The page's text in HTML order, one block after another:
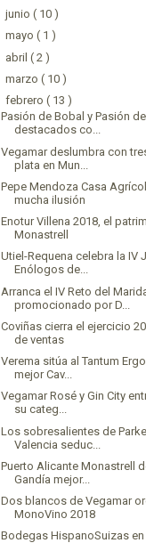
junio ( 10 )
mayo ( 1 )
abril ( 2 )
marzo ( 10 )
febrero ( 13 )
Pasión de Bobal y Pasión
destacados co...
Vegamar deslumbra con
plata en Mun...
Pepe Mendoza Casa
mucha ilusión
Enotur Villena 2018, el
Monastrell
Utiel-Requena celebra la IV
Enólogos de...
Arranca el IV Reto del
promocionado por D...
Coviñas cierra el ejercicio
de ventas
Verema sitúa al Tantum
mejor Cav...
Vegamar Rosé y Gin City
su categ...
Los sobresalientes de
Valencia seduc...
Puerto Alicante Monastrell
Gandía mejor...
Dos blancos de Vegamar
MonoVino 2018
Bodegas HispanoSuizas